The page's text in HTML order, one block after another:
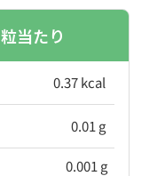
粒当たり
0.37 kcal
0.01 g
0.001 g